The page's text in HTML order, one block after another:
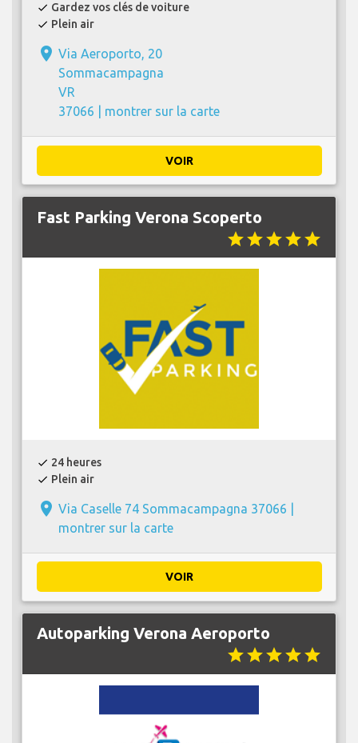
check Gardez vos clés de voiture
check Plein air
place Via Aeroporto, 20
Sommacampagna
VR
37066 | montrer sur la carte
VOIR
Fast Parking Verona Scoperto
starstarstarstarstar
check 24 heures
check Plein air
place Via Caselle 74 Sommacampagna 37066 |
montrer sur la carte
VOIR
Autoparking Verona Aeroporto
starstarstarstarstar